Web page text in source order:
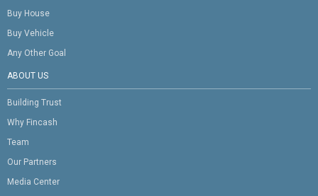
Buy House
Buy Vehicle
Any Other Goal
ABOUT US
Building Trust
Why Fincash
Team
Our Partners
Media Center